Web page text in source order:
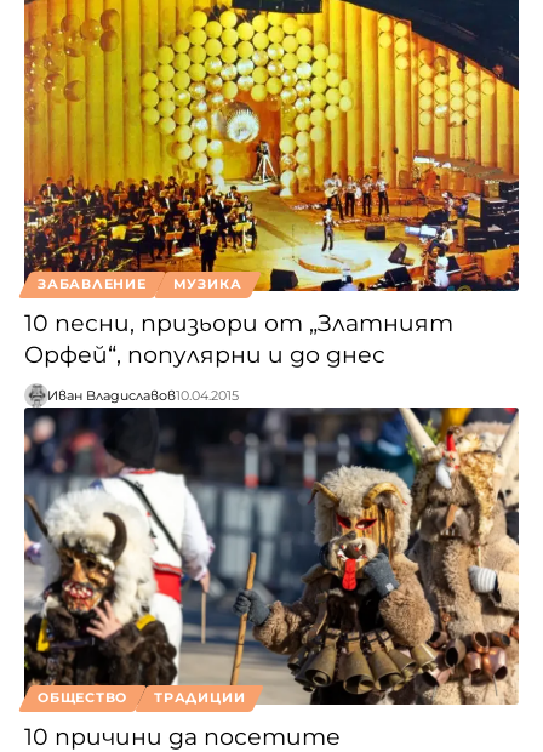
ЗАБАВЛЕНИЕ МУЗИКА
10 песни, призьори от „Златният
Орфей“, популярни и до днес
Иван Владиславов10.04.2015
ОБЩЕСТВО ТРАДИЦИИ
10 причини да посетите